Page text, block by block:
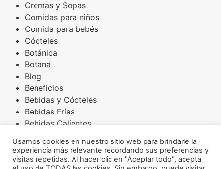
Cremas y Sopas
Comidas para niños
Comida para bebés
Cócteles
Botánica
Botana
Blog
Beneficios
Bebidas y Cócteles
Bebidas Frías
Bebidas Calientes
Arroces
Amaranto
Usamos cookies en nuestro sitio web para brindarle la
experiencia más relevante recordando sus preferencias y
visitas repetidas. Al hacer clic en "Aceptar todo", acepta